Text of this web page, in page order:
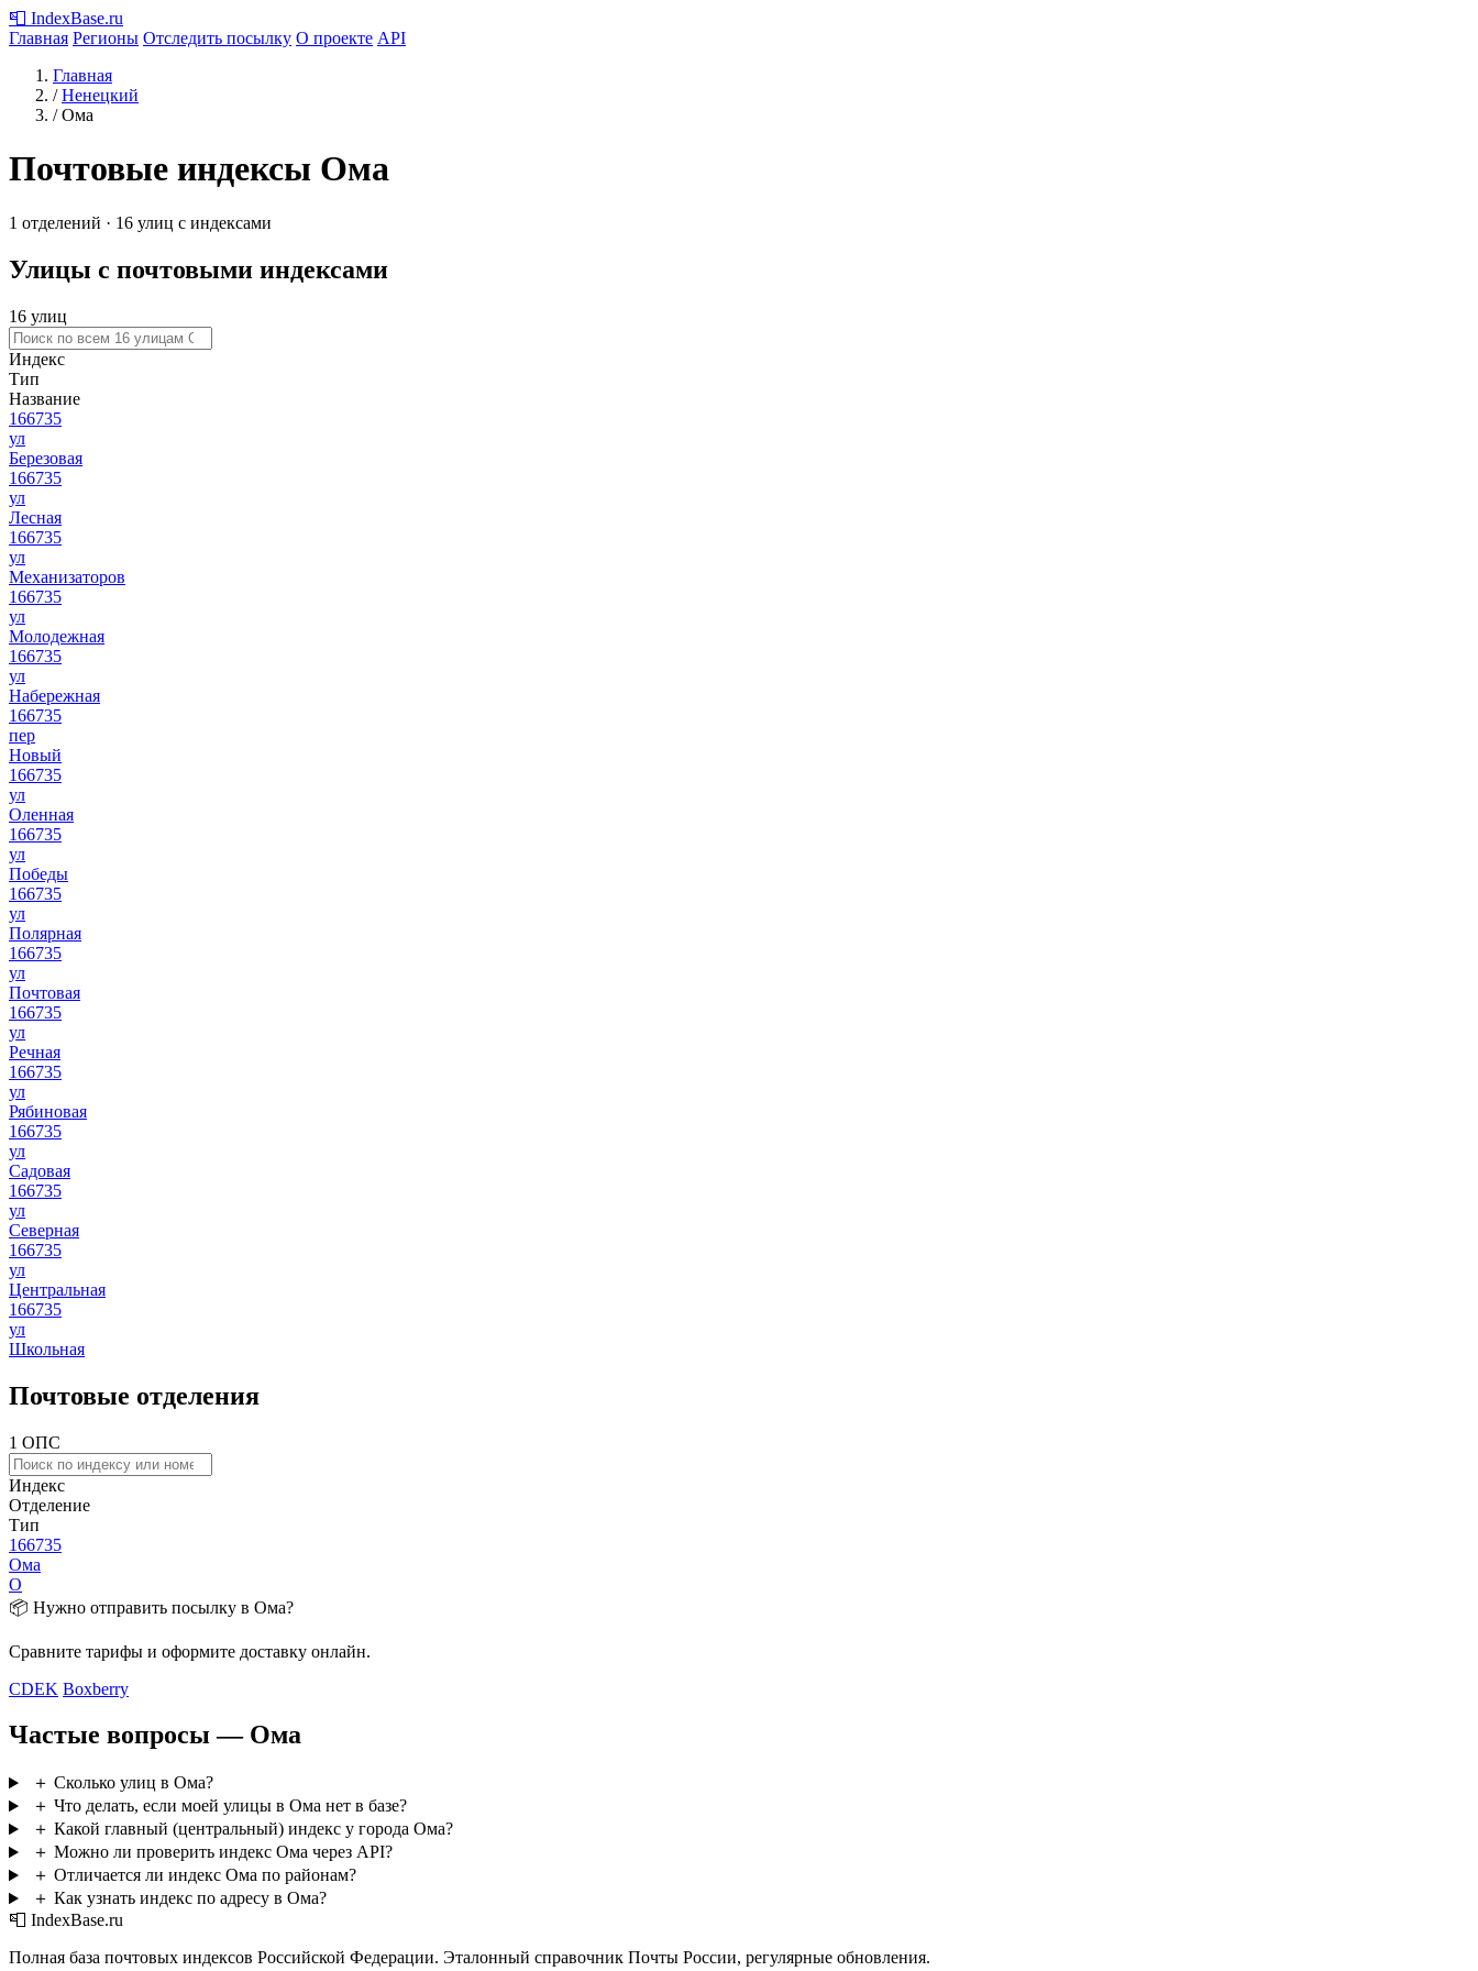
📮 IndexBase.ru
Главная Регионы Отследить посылку О проекте API
Главная
/ Ненецкий
/ Ома
Почтовые индексы Ома
1 отделений · 16 улиц с индексами
Улицы с почтовыми индексами
16 улиц
Индекс
Тип
Название
166735
ул
Березовая
166735
ул
Лесная
166735
ул
Механизаторов
166735
ул
Молодежная
166735
ул
Набережная
166735
пер
Новый
166735
ул
Оленная
166735
ул
Победы
166735
ул
Полярная
166735
ул
Почтовая
166735
ул
Речная
166735
ул
Рябиновая
166735
ул
Садовая
166735
ул
Северная
166735
ул
Центральная
166735
ул
Школьная
Почтовые отделения
1 ОПС
Индекс
Отделение
Тип
166735
Ома
О
📦 Нужно отправить посылку в Ома?
Сравните тарифы и оформите доставку онлайн.
CDEK Boxberry
Частые вопросы — Ома
＋ Сколько улиц в Ома?
＋ Что делать, если моей улицы в Ома нет в базе?
＋ Какой главный (центральный) индекс у города Ома?
＋ Можно ли проверить индекс Ома через API?
＋ Отличается ли индекс Ома по районам?
＋ Как узнать индекс по адресу в Ома?
📮 IndexBase.ru
Полная база почтовых индексов Российской Федерации. Эталонный справочник Почты России, регулярные обновления.